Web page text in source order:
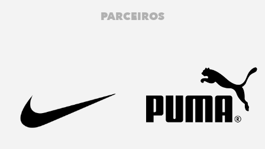
PARCEIROS